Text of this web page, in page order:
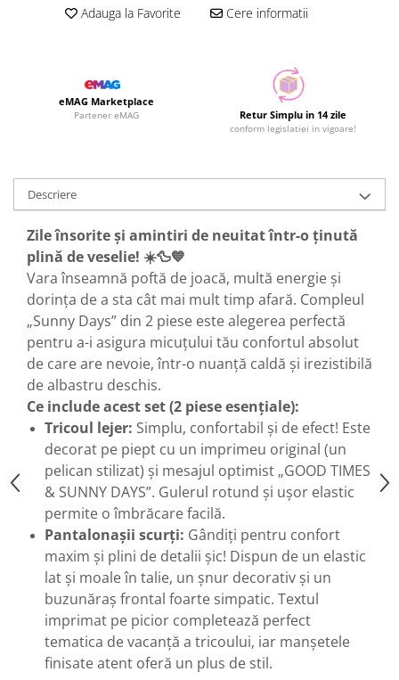
Adauga la Favorite Cere informatii
eMAG Marketplace
Partener eMAG Retur Simplu in 14 zile
conform legislatiei in vigoare!
Descriere
Zile însorite și amintiri de neuitat într-o ținută
plină de veselie! ☀️🦆💙
Vara înseamnă poftă de joacă, multă energie și
dorința de a sta cât mai mult timp afară. Compleul
„Sunny Days” din 2 piese este alegerea perfectă
pentru a-i asigura micuțului tău confortul absolut
de care are nevoie, într-o nuanță caldă și irezistibilă
de albastru deschis.
Ce include acest set (2 piese esențiale):
Tricoul lejer: Simplu, confortabil și de efect! Este
decorat pe piept cu un imprimeu original (un
pelican stilizat) și mesajul optimist „GOOD TIMES
& SUNNY DAYS”. Gulerul rotund și ușor elastic
permite o îmbrăcare facilă.
Pantalonașii scurți: Gândiți pentru confort
maxim și plini de detalii șic! Dispun de un elastic
lat și moale în talie, un șnur decorativ și un
buzunăraș frontal foarte simpatic. Textul
imprimat pe picior completează perfect
tematica de vacanță a tricoului, iar manșetele
finisate atent oferă un plus de stil.